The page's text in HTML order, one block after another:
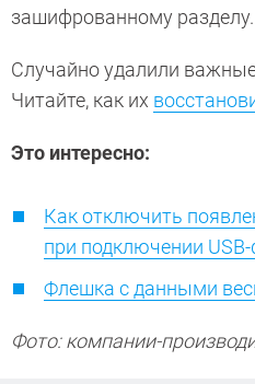
зашифрованному разделу.
Случайно удалили
Читайте, как их
Это интересно:
Как отключить
при подключении
Флешка с данными
Фото: компании-